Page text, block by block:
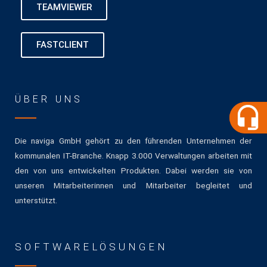
TEAMVIEWER
FASTCLIENT
ÜBER UNS
Die naviga GmbH gehört zu den führenden Unternehmen der
kommunalen IT-Branche. Knapp 3.000 Verwaltungen arbeiten mit
den von uns entwickelten Produkten. Dabei werden sie von
unseren Mitarbeiterinnen und Mitarbeiter begleitet und
unterstützt.
SOFTWARELÖSUNGEN